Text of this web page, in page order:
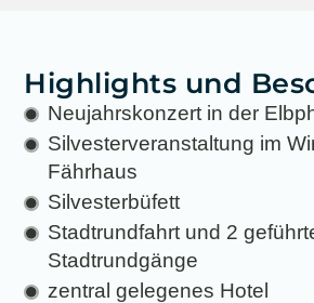
Highlights und
Neujahrskonzert in der
Silvesterveranstaltung im
Fährhaus
Silvesterbüfett
Stadtrundfahrt und 2
Stadtrundgänge
zentral gelegenes Hotel